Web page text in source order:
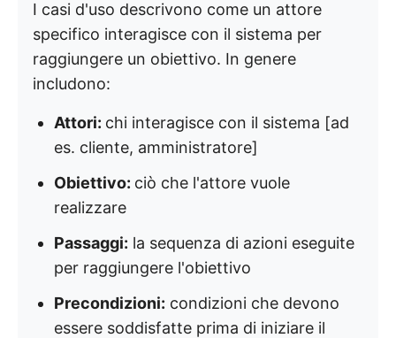
I casi d'uso descrivono come un attore
specifico interagisce con il sistema per
raggiungere un obiettivo. In genere
includono:
Attori: chi interagisce con il sistema [ad
es. cliente, amministratore]
Obiettivo: ciò che l'attore vuole
realizzare
Passaggi: la sequenza di azioni eseguite
per raggiungere l'obiettivo
Precondizioni: condizioni che devono
essere soddisfatte prima di iniziare il